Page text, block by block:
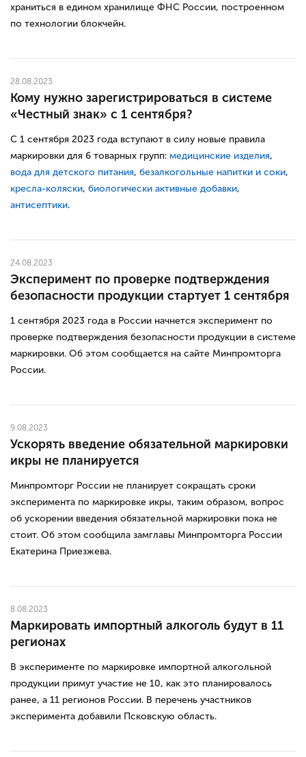
храниться в едином хранилище ФНС России, построенном
по технологии блокчейн.
28.08.2023
Кому нужно зарегистрироваться в системе
«Честный знак» c 1 сентября?
С 1 сентября 2023 года вступают в силу новые правила
маркировки для 6 товарных групп: медицинские изделия,
вода для детского питания, безалкогольные напитки и соки,
кресла-коляски, биологически активные добавки,
антисептики.
24.08.2023
Эксперимент по проверке подтверждения
безопасности продукции стартует 1 сентября
1 сентября 2023 года в России начнется эксперимент по
проверке подтверждения безопасности продукции в системе
маркировки. Об этом сообщается на сайте Минпромторга
России.
9.08.2023
Ускорять введение обязательной маркировки
икры не планируется
Минпромторг России не планирует сокращать сроки
эксперимента по маркировке икры, таким образом, вопрос
об ускорении введения обязательной маркировки пока не
стоит. Об этом сообщила замглавы Минпромторга России
Екатерина Приезжева.
8.08.2023
Маркировать импортный алкоголь будут в 11
регионах
В эксперименте по маркировке импортной алкогольной
продукции примут участие не 10, как это планировалось
ранее, а 11 регионов России. В перечень участников
эксперимента добавили Псковскую область.